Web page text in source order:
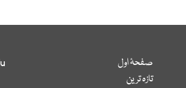
صفحۂ اول
تازہ ترین